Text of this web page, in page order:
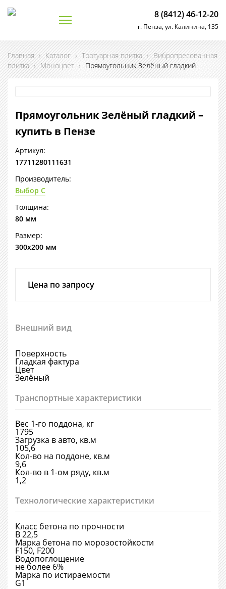
8 (8412) 46-12-20
г. Пенза, ул. Калинина, 135
Главная › Каталог › Тротуарная плитка › Вибропресованная
плитка › Моноцвет › Прямоугольник Зелёный гладкий
Прямоугольник Зелёный гладкий –
купить в Пензе
Артикул:
17711280111631
Производитель:
Выбор С
Толщина:
80 мм
Размер:
300х200 мм
Цена по запросу
Внешний вид
Поверхность
Гладкая фактура
Цвет
Зелёный
Транспортные характеристики
Вес 1-го поддона, кг
1795
Загрузка в авто, кв.м
105,6
Кол-во на поддоне, кв.м
9,6
Кол-во в 1-ом ряду, кв.м
1,2
Технологические характеристики
Класс бетона по прочности
В 22,5
Марка бетона по морозостойкости
F150, F200
Водопоглощение
не более 6%
Марка по истираемости
G1